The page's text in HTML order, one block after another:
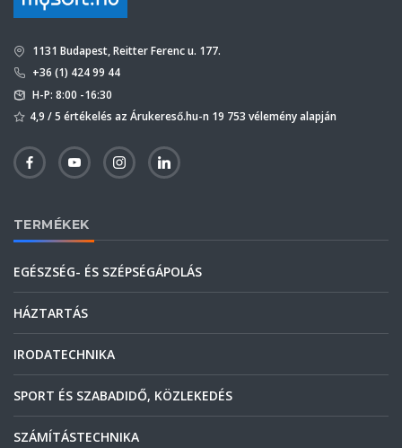
1131 Budapest, Reitter Ferenc u. 177.
+36 (1) 424 99 44
H-P: 8:00 -16:30
4,9 / 5 értékelés az Árukereső.hu-n 19 753 vélemény alapján
TERMÉKEK
EGÉSZSÉG- ÉS SZÉPSÉGÁPOLÁS
HÁZTARTÁS
IRODATECHNIKA
SPORT ÉS SZABADIDŐ, KÖZLEKEDÉS
SZÁMÍTÁSTECHNIKA